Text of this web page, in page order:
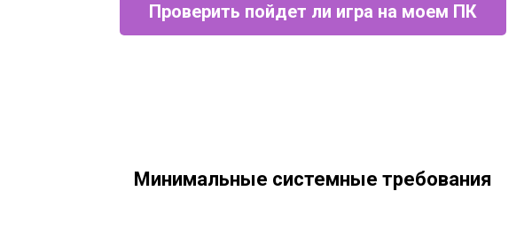
Проверить пойдет ли игра на моем ПК
Минимальные системные требования